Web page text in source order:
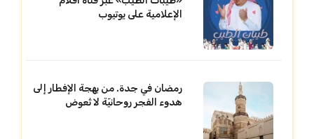
الإعلامية على يوتيوب
رمضان في جدة. من بهجة الإفطار إلى
هدوء الفجر روحانيّة لا تُعوض